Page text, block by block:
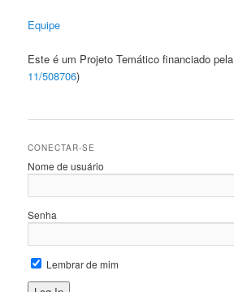
Equipe
Este é um Projeto Temático financiado pela
11/508706)
CONECTAR-SE
Nome de usuário
Senha
Lembrar de mim